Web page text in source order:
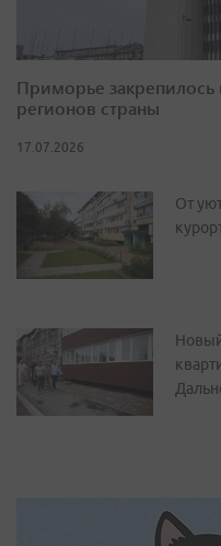
Приморье закрепилось
регионов страны
17.07.2026
От